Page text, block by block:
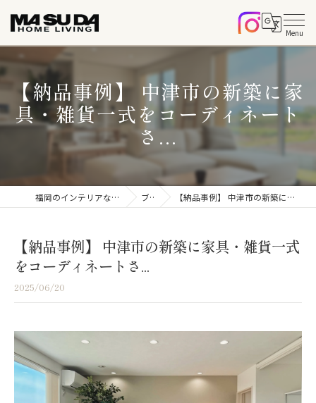
【納品事例】 中津市の新築に家
具・雑貨一式をコーディネート
さ...
福岡のインテリアならマスダホームリビング ブログ 【納品事例】 中津市の新築に家具・雑貨一式をコーディネートさ...
【納品事例】 中津市の新築に家具・雑貨一式
をコーディネートさ...
2025/06/20